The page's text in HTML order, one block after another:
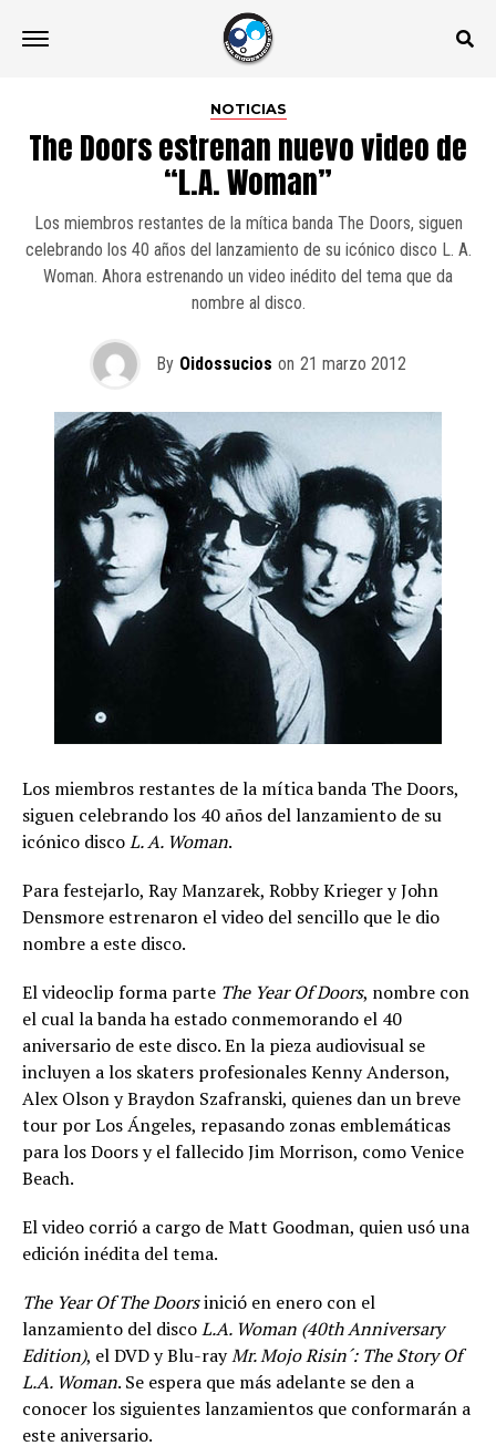
NOTICIAS
The Doors estrenan nuevo video de
“L.A. Woman”
Los miembros restantes de la mítica banda The Doors, siguen
celebrando los 40 años del lanzamiento de su icónico disco L. A.
Woman. Ahora estrenando un video inédito del tema que da
nombre al disco.
By Oidossucios on 21 marzo 2012
Los miembros restantes de la mítica banda The Doors,
siguen celebrando los 40 años del lanzamiento de su
icónico discoL. A. Woman.
Para festejarlo, Ray Manzarek, Robby Krieger y John
Densmore estrenaron el video del sencillo que le dio
nombre a este disco.
El videoclip forma parte The Year Of Doors, nombre con
el cual la banda ha estado conmemorando el 40
aniversario de este disco. En la pieza audiovisual se
incluyen a los skaters profesionales Kenny Anderson,
Alex Olson y Braydon Szafranski, quienes dan un breve
tour por Los Ángeles, repasando zonas emblemáticas
para los Doors y el fallecido Jim Morrison, como Venice
Beach.
El video corrió a cargo de Matt Goodman, quien usó una
edición inédita del tema.
The Year Of The Doorsinició en enero con el
lanzamiento del discoL.A. Woman (40th Anniversary
Edition), el DVD y Blu-rayMr. Mojo Risin´: The Story Of
L.A. Woman. Se espera que más adelante se den a
conocer los siguientes lanzamientos que conformarán a
este aniversario.